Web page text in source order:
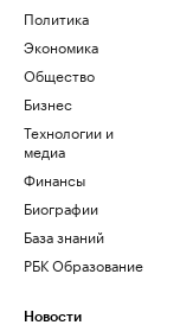
Политика
Экономика
Общество
Бизнес
Технологии и
медиа
Финансы
Биографии
База знаний
РБК Образование
Новости